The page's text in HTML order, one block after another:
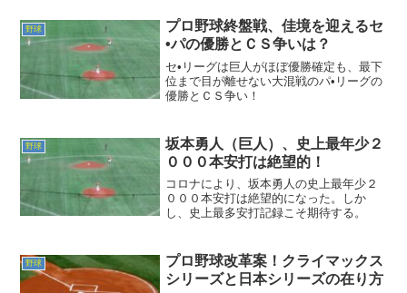
野球
プロ野球終盤戦、佳境を迎えるセ
•パの優勝とＣＳ争いは？
セ•リーグは巨人がほぼ優勝確定も、最下
位まで目が離せない大混戦のパ•リーグの
優勝とＣＳ争い！
野球
坂本勇人（巨人）、史上最年少２
０００本安打は絶望的！
コロナにより、坂本勇人の史上最年少２
０００本安打は絶望的になった。しか
し、史上最多安打記録こそ期待する。
野球
プロ野球改革案！クライマックス
シリーズと日本シリーズの在り方